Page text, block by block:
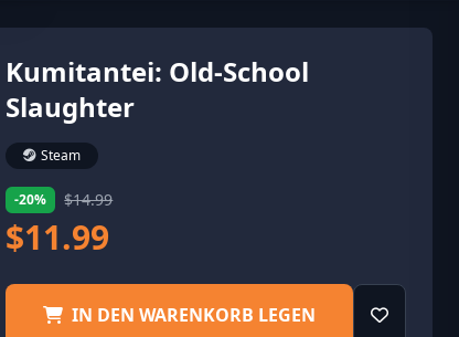
Kumitantei: Old-School
Slaughter
Steam
-20% $14.99
$11.99
IN DEN WARENKORB LEGEN